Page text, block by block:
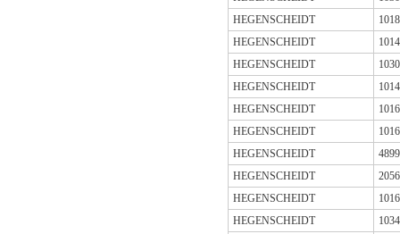
HEGENSCHEIDT
HEGENSCHEIDT
HEGENSCHEIDT
HEGENSCHEIDT
HEGENSCHEIDT
HEGENSCHEIDT
HEGENSCHEIDT
HEGENSCHEIDT
HEGENSCHEIDT
HEGENSCHEIDT